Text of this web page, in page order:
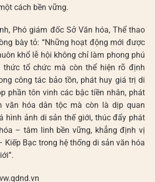
cách bền vững.
Phó giám đốc Sở Văn hóa, Thể thao
bày tỏ: “Những hoạt động mới được
khổ lễ hội không chỉ làm phong phú
thức tổ chức mà còn thể hiện rõ định
công tác bảo tồn, phát huy giá trị di
phần tôn vinh các bậc tiền nhân, phát
văn hóa dân tộc mà còn là dịp quan
hình ảnh di sản thế giới, thúc đẩy phát
– tâm linh bền vững, khẳng định vị
Kiếp Bạc trong hệ thống di sản văn hóa